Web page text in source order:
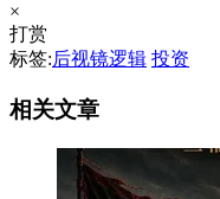
×
打赏
标签:后视镜逻辑 投资
相关文章